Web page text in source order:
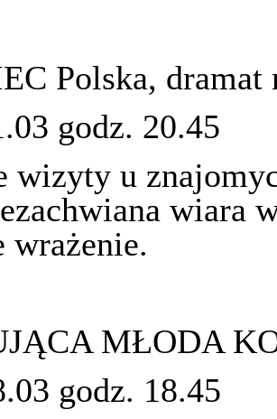
Polska,
godz. 20.45
wizyty u
wiara
wrażenie.
MŁODA
godz. 18.45